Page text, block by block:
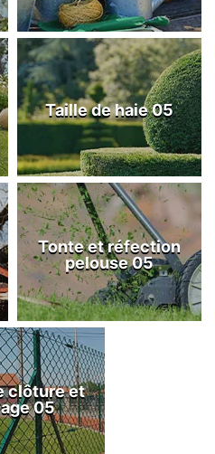
Taille de haie 05
Tonte et réfection
pelouse 05
clôture et
05